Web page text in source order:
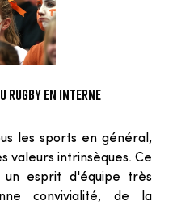
RUGBY EN INTERNE
les sports en général,
valeurs intrinsèques. Ce
un esprit d'équipe très
convivialité, de la